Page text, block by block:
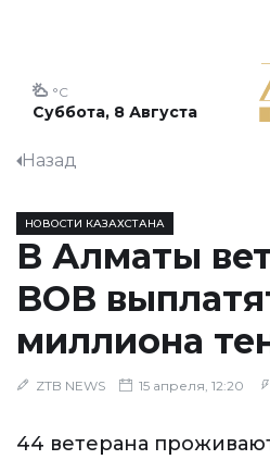
Суббота, 8 Августа
°C
Назад
НОВОСТИ КАЗАХСТАНА
В Алматы
ВОВ
миллиона
ZTB NEWS 15 апреля, 12:20
44 ветерана